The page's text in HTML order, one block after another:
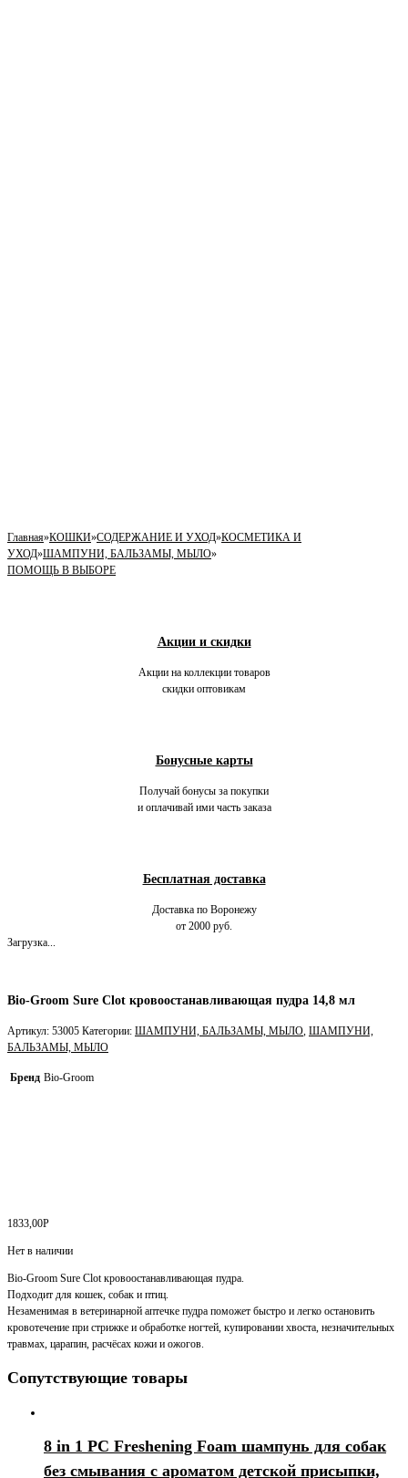
Главная»КОШКИ»СОДЕРЖАНИЕ И УХОД»КОСМЕТИКА И
УХОД»ШАМПУНИ, БАЛЬЗАМЫ, МЫЛО»
ПОМОЩЬ В ВЫБОРЕ
Акции и скидки
Акции на коллекции товаров
скидки оптовикам
Бонусные карты
Получай бонусы за покупки
и оплачивай ими часть заказа
Бесплатная доставка
Доставка по Воронежу
от 2000 руб.
Загрузка...
Bio-Groom Sure Clot кровоостанавливающая пудра 14,8 мл
Артикул: 53005 Категории: ШАМПУНИ, БАЛЬЗАМЫ, МЫЛО, ШАМПУНИ,
БАЛЬЗАМЫ, МЫЛО
Бренд Bio-Groom
1833,00Р
Нет в наличии
Bio-Groom Sure Clot кровоостанавливающая пудра.
Подходит для кошек, собак и птиц.
Незаменимая в ветеринарной аптечке пудра поможет быстро и легко остановить
кровотечение при стрижке и обработке ногтей, купировании хвоста, незначительных
травмах, царапин, расчёсах кожи и ожогов.
Сопутствующие товары
8 in 1 PC Freshening Foam шампунь для собак
без смывания с ароматом детской присыпки,